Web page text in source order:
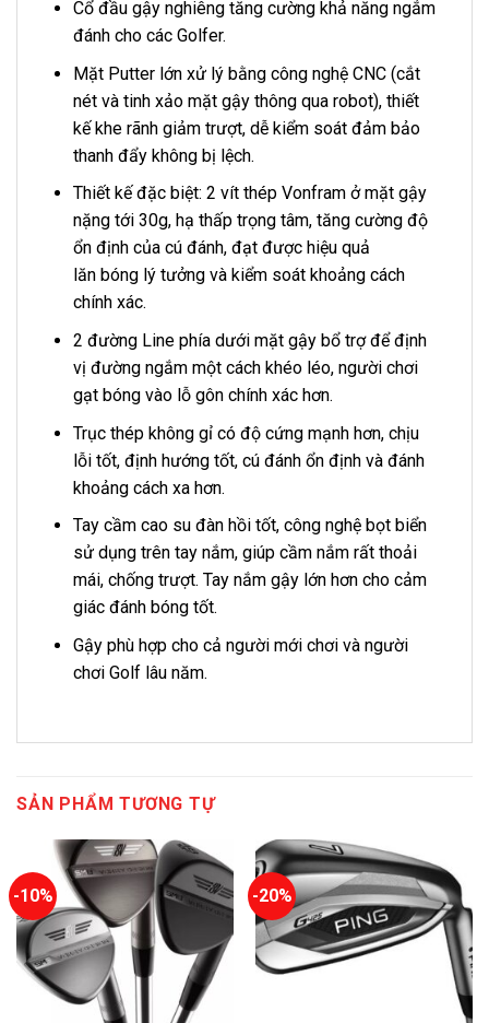
Cổ đầu gậy nghiêng tăng cường khả năng ngắm
đánh cho các Golfer.
Mặt Putter lớn xử lý bằng công nghệ CNC (cắt
nét và tinh xảo mặt gậy thông qua robot), thiết
kế khe rãnh giảm trượt, dễ kiểm soát đảm bảo
thanh đẩy không bị lệch.
Thiết kế đặc biệt: 2 vít thép Vonfram ở mặt gậy
nặng tới 30g, hạ thấp trọng tâm, tăng cường độ
ổn định của cú đánh, đạt được hiệu quả
lăn bóng lý tưởng và kiểm soát khoảng cách
chính xác.
2 đường Line phía dưới mặt gậy bổ trợ để định
vị đường ngắm một cách khéo léo, người chơi
gạt bóng vào lỗ gôn chính xác hơn.
Trục thép không gỉ có độ cứng mạnh hơn, chịu
lỗi tốt, định hướng tốt, cú đánh ổn định và đánh
khoảng cách xa hơn.
Tay cầm cao su đàn hồi tốt, công nghệ bọt biển
sử dụng trên tay nắm, giúp cầm nắm rất thoải
mái, chống trượt. Tay nắm gậy lớn hơn cho cảm
giác đánh bóng tốt.
Gậy phù hợp cho cả người mới chơi và người
chơi Golf lâu năm.
SẢN PHẨM TƯƠNG TỰ
-10% -20%